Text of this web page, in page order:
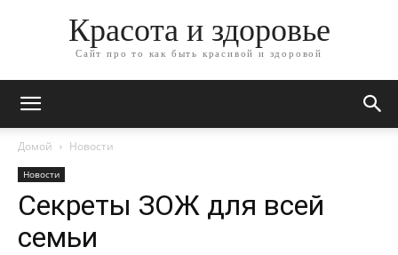
Красота и здоровье
Сайт про то как быть красивой и здоровой
Домой Новости
Новости
Секреты ЗОЖ для всей
семьи